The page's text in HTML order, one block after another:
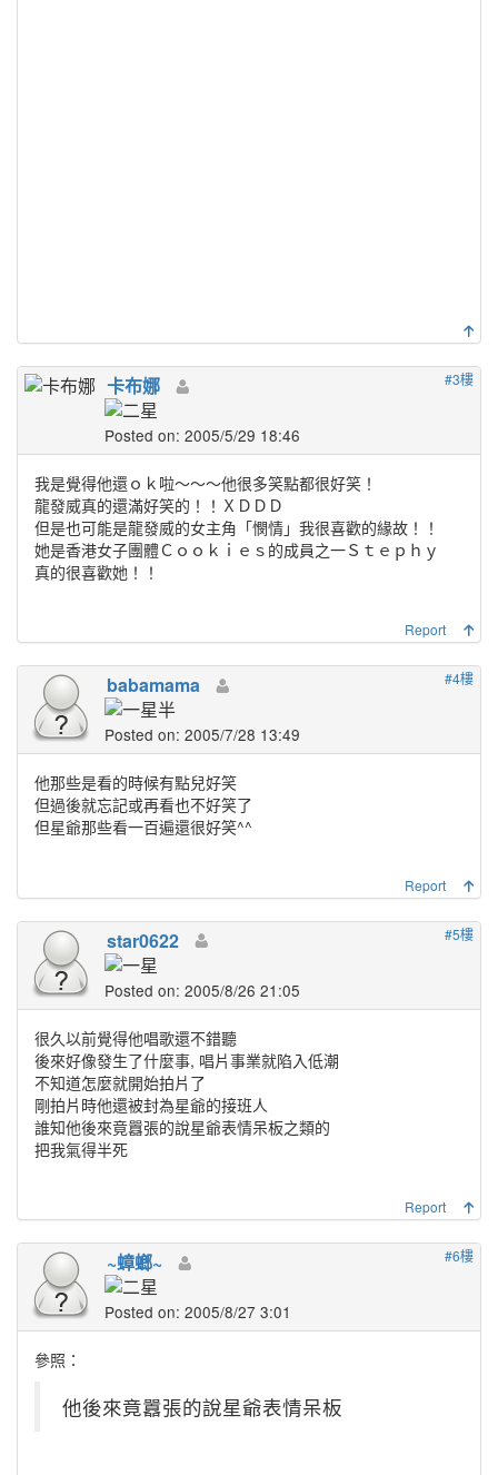
#3樓
卡布娜
Posted on: 2005/5/29 18:46
我是覺得他還ｏｋ啦～～～他很多笑點都很好笑！
龍發威真的還滿好笑的！！ＸＤＤＤ
但是也可能是龍發威的女主角「憫情」我很喜歡的緣故！！
她是香港女子團體Ｃｏｏｋｉｅｓ的成員之一Ｓｔｅｐｈｙ
真的很喜歡她！！
Report
#4樓
babamama
Posted on: 2005/7/28 13:49
他那些是看的時候有點兒好笑
但過後就忘記或再看也不好笑了
但星爺那些看一百遍還很好笑^^
Report
#5樓
star0622
Posted on: 2005/8/26 21:05
很久以前覺得他唱歌還不錯聽
後來好像發生了什麼事, 唱片事業就陷入低潮
不知道怎麼就開始拍片了
剛拍片時他還被封為星爺的接班人
誰知他後來竟囂張的說星爺表情呆板之類的
把我氣得半死
Report
#6樓
~蟑螂~
Posted on: 2005/8/27 3:01
參照：
他後來竟囂張的說星爺表情呆板